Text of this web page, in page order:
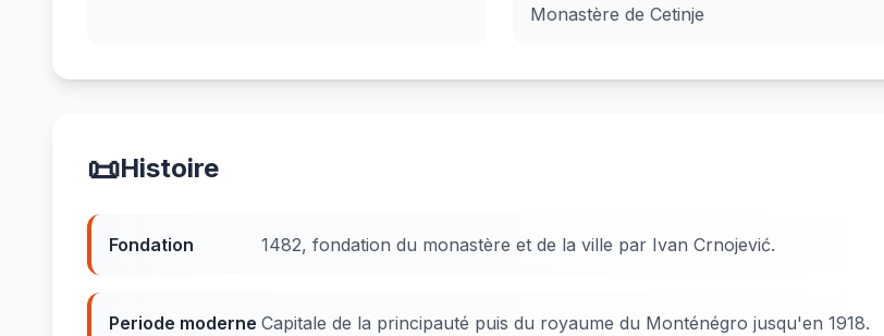
Monastère de Cetinje
📜Histoire
Fondation 1482, fondation du monastère et de la ville par Ivan Crnojević.
Periode moderne Capitale de la principauté puis du royaume du Monténégro jusqu'en 1918.